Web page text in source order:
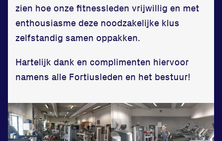
Locatie
Sportpark Reeweg
Halmaheiraplein 35
Bekijk locatie
Informatie
zien hoe onze fitnessleden vrijwillig en met
enthousiasme deze noodzakelijke klus
zelfstandig samen oppakken.
Hartelijk dank en complimenten hiervoor
namens alle Fortiusleden en het bestuur!